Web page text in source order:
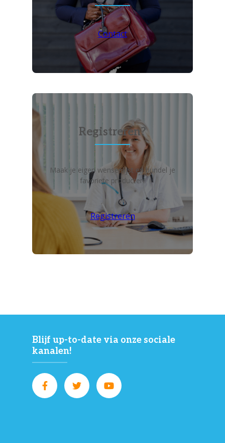
Contact
Registreren?
Maak je eigen wensenlijst en bundel je
favoriete producten!
Registreren
Blijf up-to-date via onze sociale
kanalen!